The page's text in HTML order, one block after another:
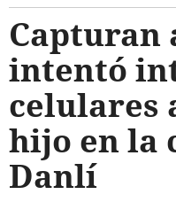
Capturan
intentó
celulares
hijo en la
Danlí